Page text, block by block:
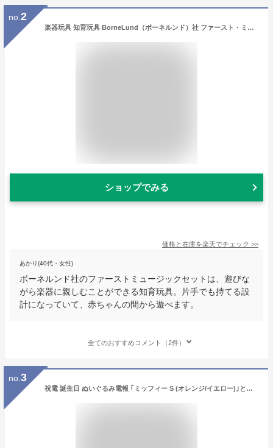
no. 2
楽器玩具 知育玩具 BorneLund（ボーネルンド）社 ファースト・ミュージックセット お誕生日 出産祝い おうち時間 子供
ショップでみる
価格と在庫を楽天でチェック >>
あかり(40代・女性)
ボーネルンド社のファーストミュージックセットは、遊びな
がら楽器に親しむことができる知育玩具。片手でも持てる設
計になっていて、赤ちゃんの間から遊べます。
全てのおすすめコメント（2件）
no. 3
祝電 誕生日 ぬいぐるみ電報 ｢ミッフィー S (オレンジ/イエロー)｣と電報セット 送料無料 お祝い ギフト 電報 結婚式 文例 メッセージ 出産祝い 子供 孫 卒業式 卒園 贈り物 ディック・ブルーナ miffy うさぎ かわいい 即日発送 翌日配達